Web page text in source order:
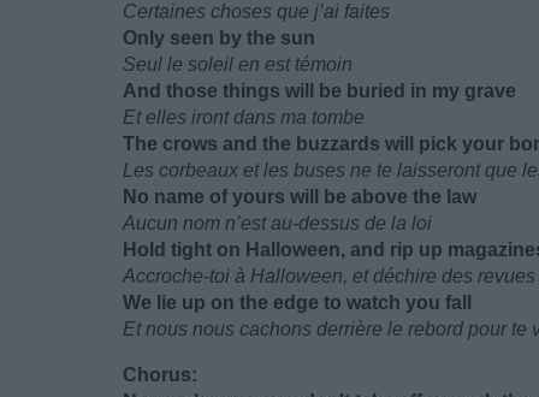
Certaines choses que j’ai faites
Only seen by the sun
Seul le soleil en est témoin
And those things will be buried in my grave
Et elles iront dans ma tombe
The crows and the buzzards will pick your
Les corbeaux et les buses ne te laisseront que
No name of yours will be above the law
Aucun nom n’est au-dessus de la loi
Hold tight on Halloween, and rip up
Accroche-toi à Halloween, et déchire des revues
We lie up on the edge to watch you fall
Et nous nous cachons derrière le rebord pour te
Chorus: